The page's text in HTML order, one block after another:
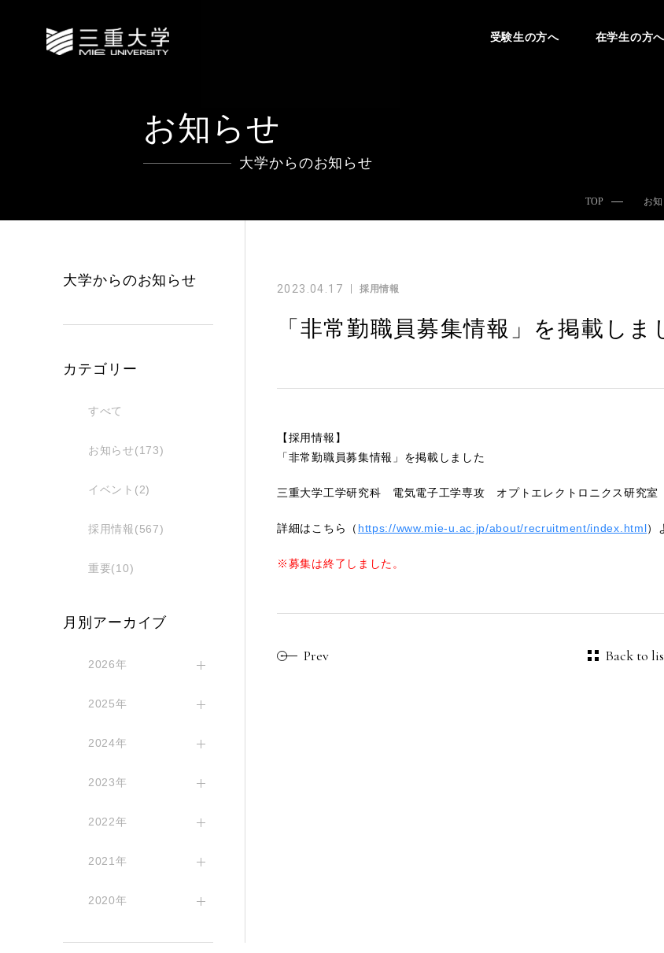
受験生の方へ 在学生の方へ
お知らせ
大学からのお知らせ
TOP お
2023.04.17 採用情報
「非常勤職員募集情報」を掲載しま
【採用情報】
「非常勤職員募集情報」を掲載しました
三重大学工学研究科 電気電子工学専攻 オプトエレクトロニクス研究
詳細はこちら（ https://www.mie-u.ac.jp/about/recruitment/index.html）
※募集は終了しました。
Prev Back to
大学からのお知らせ
カテゴリー
すべて
お知らせ(173)
イベント(2)
採用情報(567)
重要(10)
月別アーカイブ
2026年
2025年
2024年
2023年
2022年
2021年
2020年